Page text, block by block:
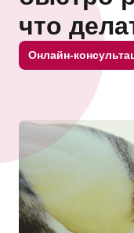
что
Онлайн-